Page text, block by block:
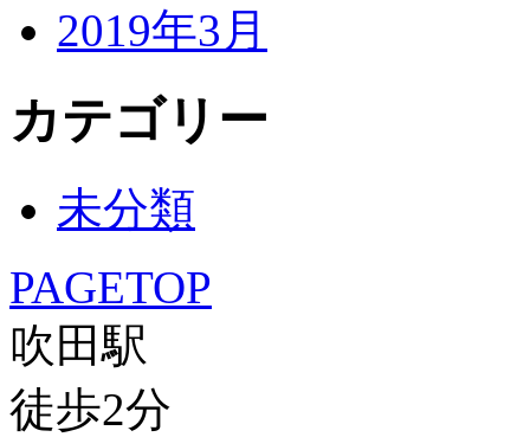
2019年3月
カテゴリー
未分類
PAGETOP
吹田駅
徒歩2分